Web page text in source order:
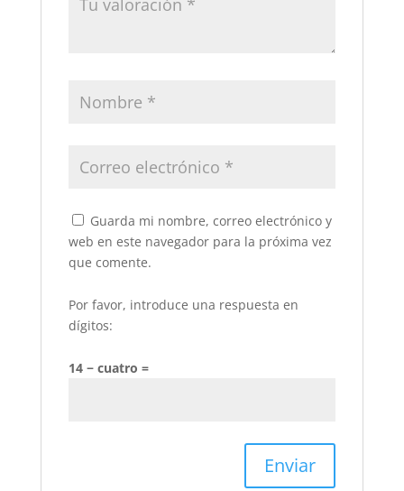
Guarda mi nombre, correo electrónico y
web en este navegador para la próxima vez
que comente.
Por favor, introduce una respuesta en
dígitos:
14 − cuatro =